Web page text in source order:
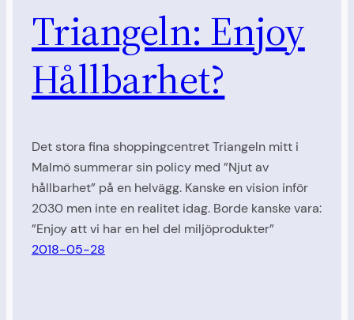
Triangeln: Enjoy
Hållbarhet?
Det stora fina shoppingcentret Triangeln mitt i
Malmö summerar sin policy med ”Njut av
hållbarhet” på en helvägg. Kanske en vision inför
2030 men inte en realitet idag. Borde kanske vara:
”Enjoy att vi har en hel del miljöprodukter”
2018-05-28